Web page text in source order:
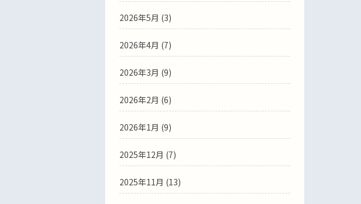
2026年5月 (3)
2026年4月 (7)
2026年3月 (9)
2026年2月 (6)
2026年1月 (9)
2025年12月 (7)
2025年11月 (13)